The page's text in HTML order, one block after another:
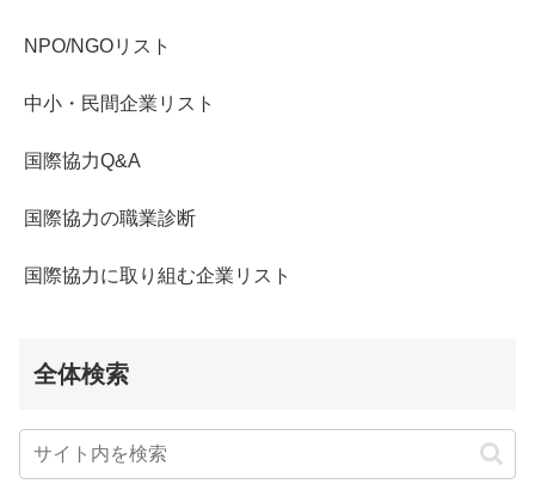
NPO/NGOリスト
中小・民間企業リスト
国際協力Q&A
国際協力の職業診断
国際協力に取り組む企業リスト
全体検索